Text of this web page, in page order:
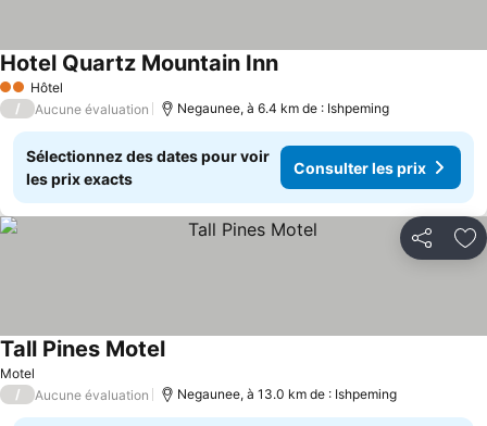
2 Étoiles
Hôtel
Hotel Quartz Mountain Inn
/ Aucune évaluation Negaunee, à 6.4 km de : Ishpeming
Sélectionnez des dates pour voir
les prix exacts
Consulter les prix
Partager
Motel
Tall Pines Motel
/ Aucune évaluation Negaunee, à 13.0 km de : Ishpeming